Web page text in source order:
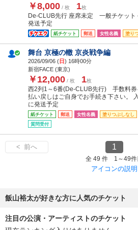
￥8,000 / 枚 1枚
De-CLUB先行 座席未定 一般チケット
発送予定
紙チケット 郵送 女性名義 塗り
舞台 京極の轍 京炎戦争編
2026/09/06 (日) 16時00分
新宿FACE (東京)
￥12,000 / 枚 1枚
西2列1～6番(De-CLUB先行) 手数料券
払い戻しはご自身でお手続き下さい。
に発送予定
紙チケット 郵送 女性名義 塗りつぶしなし
質問受付
< 前へ 1
全 49 件 1～49件
アイコンの説明
飯山裕太が好きな方に人気のチケット
注目の公演・アーティストのチケット